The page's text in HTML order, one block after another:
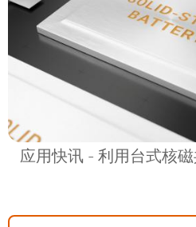
应用快讯 - 利用台式核